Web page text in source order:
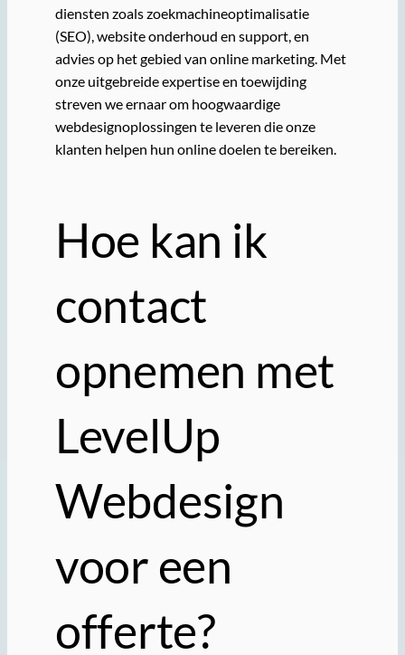
diensten zoals zoekmachineoptimalisatie
(SEO), website onderhoud en support, en
advies op het gebied van online marketing. Met
onze uitgebreide expertise en toewijding
streven we ernaar om hoogwaardige
webdesignoplossingen te leveren die onze
klanten helpen hun online doelen te bereiken.
Hoe kan ik
contact
opnemen met
LevelUp
Webdesign
voor een
offerte?